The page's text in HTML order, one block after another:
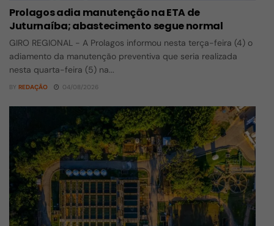
Prolagos adia manutenção na ETA de
Juturnaíba; abastecimento segue normal
GIRO REGIONAL - A Prolagos informou nesta terça-feira (4) o
adiamento da manutenção preventiva que seria realizada
nesta quarta-feira (5) na...
BY REDAÇÃO 04/08/2026